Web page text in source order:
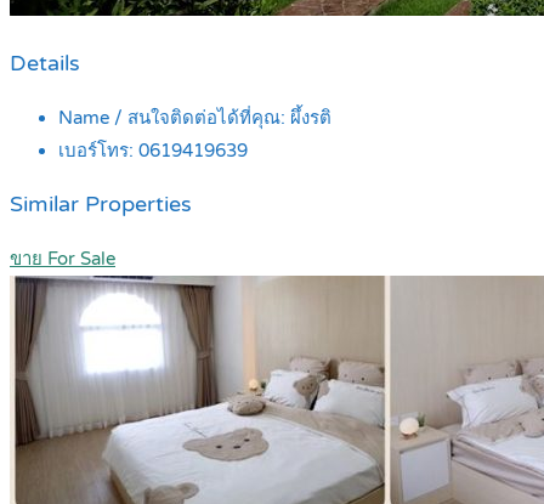
Details
Name / สนใจติดต่อได้ที่คุณ: ผึ้งรติ
เบอร์โทร: 0619419639
Similar Properties
ขาย For Sale